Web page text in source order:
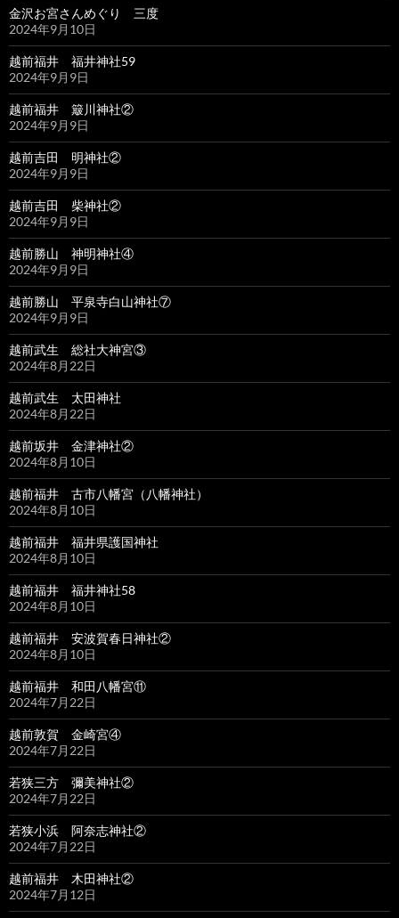
金沢お宮さんめぐり 三度
2024年9月10日
越前福井 福井神社59
2024年9月9日
越前福井 簸川神社②
2024年9月9日
越前吉田 明神社②
2024年9月9日
越前吉田 柴神社②
2024年9月9日
越前勝山 神明神社④
2024年9月9日
越前勝山 平泉寺白山神社⑦
2024年9月9日
越前武生 総社大神宮③
2024年8月22日
越前武生 太田神社
2024年8月22日
越前坂井 金津神社②
2024年8月10日
越前福井 古市八幡宮（八幡神社）
2024年8月10日
越前福井 福井県護国神社
2024年8月10日
越前福井 福井神社58
2024年8月10日
越前福井 安波賀春日神社②
2024年8月10日
越前福井 和田八幡宮⑪
2024年7月22日
越前敦賀 金崎宮④
2024年7月22日
若狭三方 彌美神社②
2024年7月22日
若狭小浜 阿奈志神社②
2024年7月22日
越前福井 木田神社②
2024年7月12日